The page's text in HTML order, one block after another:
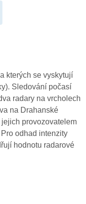
kterých se vyskytují
Sledování počasí
radary na vrcholech
na Drahanské
provozovatelem
odhad intenzity
hodnotu radarové